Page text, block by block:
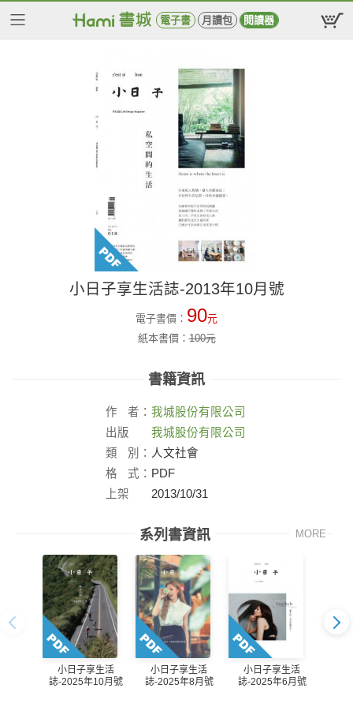
電子書 月讀包 閱讀器
小日子享生活誌-2013年10月號
電子書價： 90元
紙本書價：100元
書籍資訊
作 者： 我城股份有限公司
出版
社：
我城股份有限公司
類
別： 人文社會
格
式： PDF
上架
2013/10/31
系列書資訊 MORE
小日子享生活
誌-2025年10月號
小日子享生活
誌-2025年8月號
小日子享生活
誌-2025年6月號